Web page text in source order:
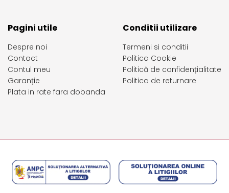
Pagini utile
Despre noi
Contact
Contul meu
Garanție
Plata in rate fara dobanda
Conditii utilizare
Termeni si conditii
Politica Cookie
Politică de confidențialitate
Politica de returnare